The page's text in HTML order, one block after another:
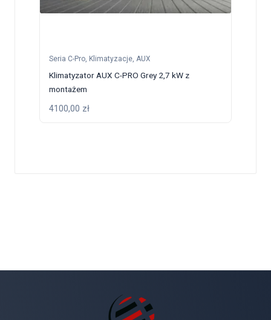
Seria C-Pro, Klimatyzacje,AUX
Klimatyzator AUX C-PRO Grey 2,7 kW z
montażem
4100,00 zł